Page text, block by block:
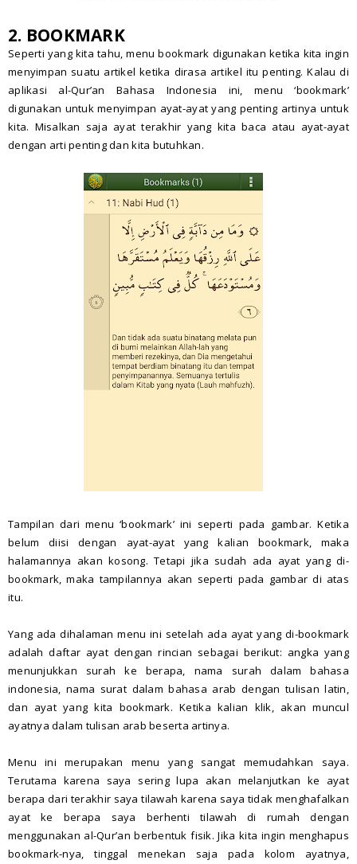
2. BOOKMARK
Seperti yang kita tahu, menu bookmark digunakan ketika kita ingin
menyimpan suatu artikel ketika dirasa artikel itu penting. Kalau di
aplikasi al-Qur’an Bahasa Indonesia ini, menu ‘bookmark’
digunakan untuk menyimpan ayat-ayat yang penting artinya untuk
kita. Misalkan saja ayat terakhir yang kita baca atau ayat-ayat
dengan arti penting dan kita butuhkan.
Tampilan dari menu ‘bookmark’ ini seperti pada gambar. Ketika
belum diisi dengan ayat-ayat yang kalian bookmark, maka
halamannya akan kosong. Tetapi jika sudah ada ayat yang di-
bookmark, maka tampilannya akan seperti pada gambar di atas
itu.
Yang ada dihalaman menu ini setelah ada ayat yang di-bookmark
adalah daftar ayat dengan rincian sebagai berikut: angka yang
menunjukkan surah ke berapa, nama surah dalam bahasa
indonesia, nama surat dalam bahasa arab dengan tulisan latin,
dan ayat yang kita bookmark. Ketika kalian klik, akan muncul
ayatnya dalam tulisan arab beserta artinya.
Menu ini merupakan menu yang sangat memudahkan saya.
Terutama karena saya sering lupa akan melanjutkan ke ayat
berapa dari terakhir saya tilawah karena saya tidak menghafalkan
ayat ke berapa saya berhenti tilawah di rumah dengan
menggunakan al-Qur’an berbentuk fisik. Jika kita ingin menghapus
bookmark-nya, tinggal menekan saja pada kolom ayatnya,